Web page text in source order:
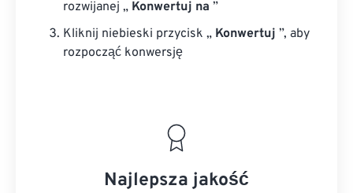
rozwijanej „ Konwertuj na ”
Kliknij niebieski przycisk „ Konwertuj ”, aby
rozpocząć konwersję
Najlepsza jakość